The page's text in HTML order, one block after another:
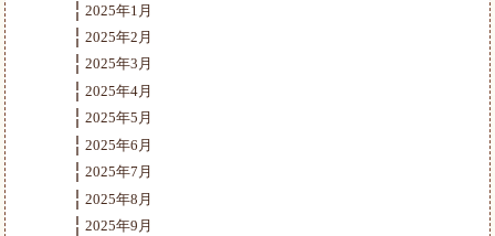
2025年1月
2025年2月
2025年3月
2025年4月
2025年5月
2025年6月
2025年7月
2025年8月
2025年9月